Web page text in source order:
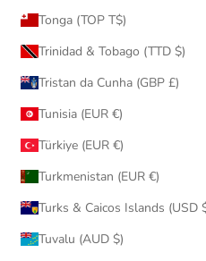
Tonga (TOP T$)
Trinidad & Tobago (TTD $)
Tristan da Cunha (GBP £)
Tunisia (EUR €)
Türkiye (EUR €)
Turkmenistan (EUR €)
Turks &
Tuvalu (AUD $)